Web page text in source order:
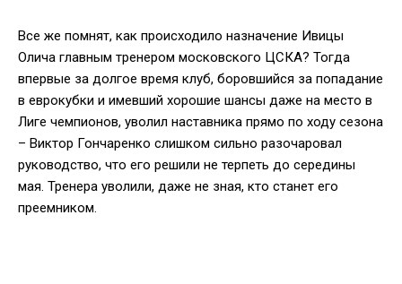
Все же помнят, как происходило назначение Ивицы
Олича главным тренером московского ЦСКА? Тогда
впервые за долгое время клуб, боровшийся за попадание
в еврокубки и имевший хорошие шансы даже на место в
Лиге чемпионов, уволил наставника прямо по ходу сезона
– Виктор Гончаренко слишком сильно разочаровал
руководство, что его решили не терпеть до середины
мая. Тренера уволили, даже не зная, кто станет его
преемником.